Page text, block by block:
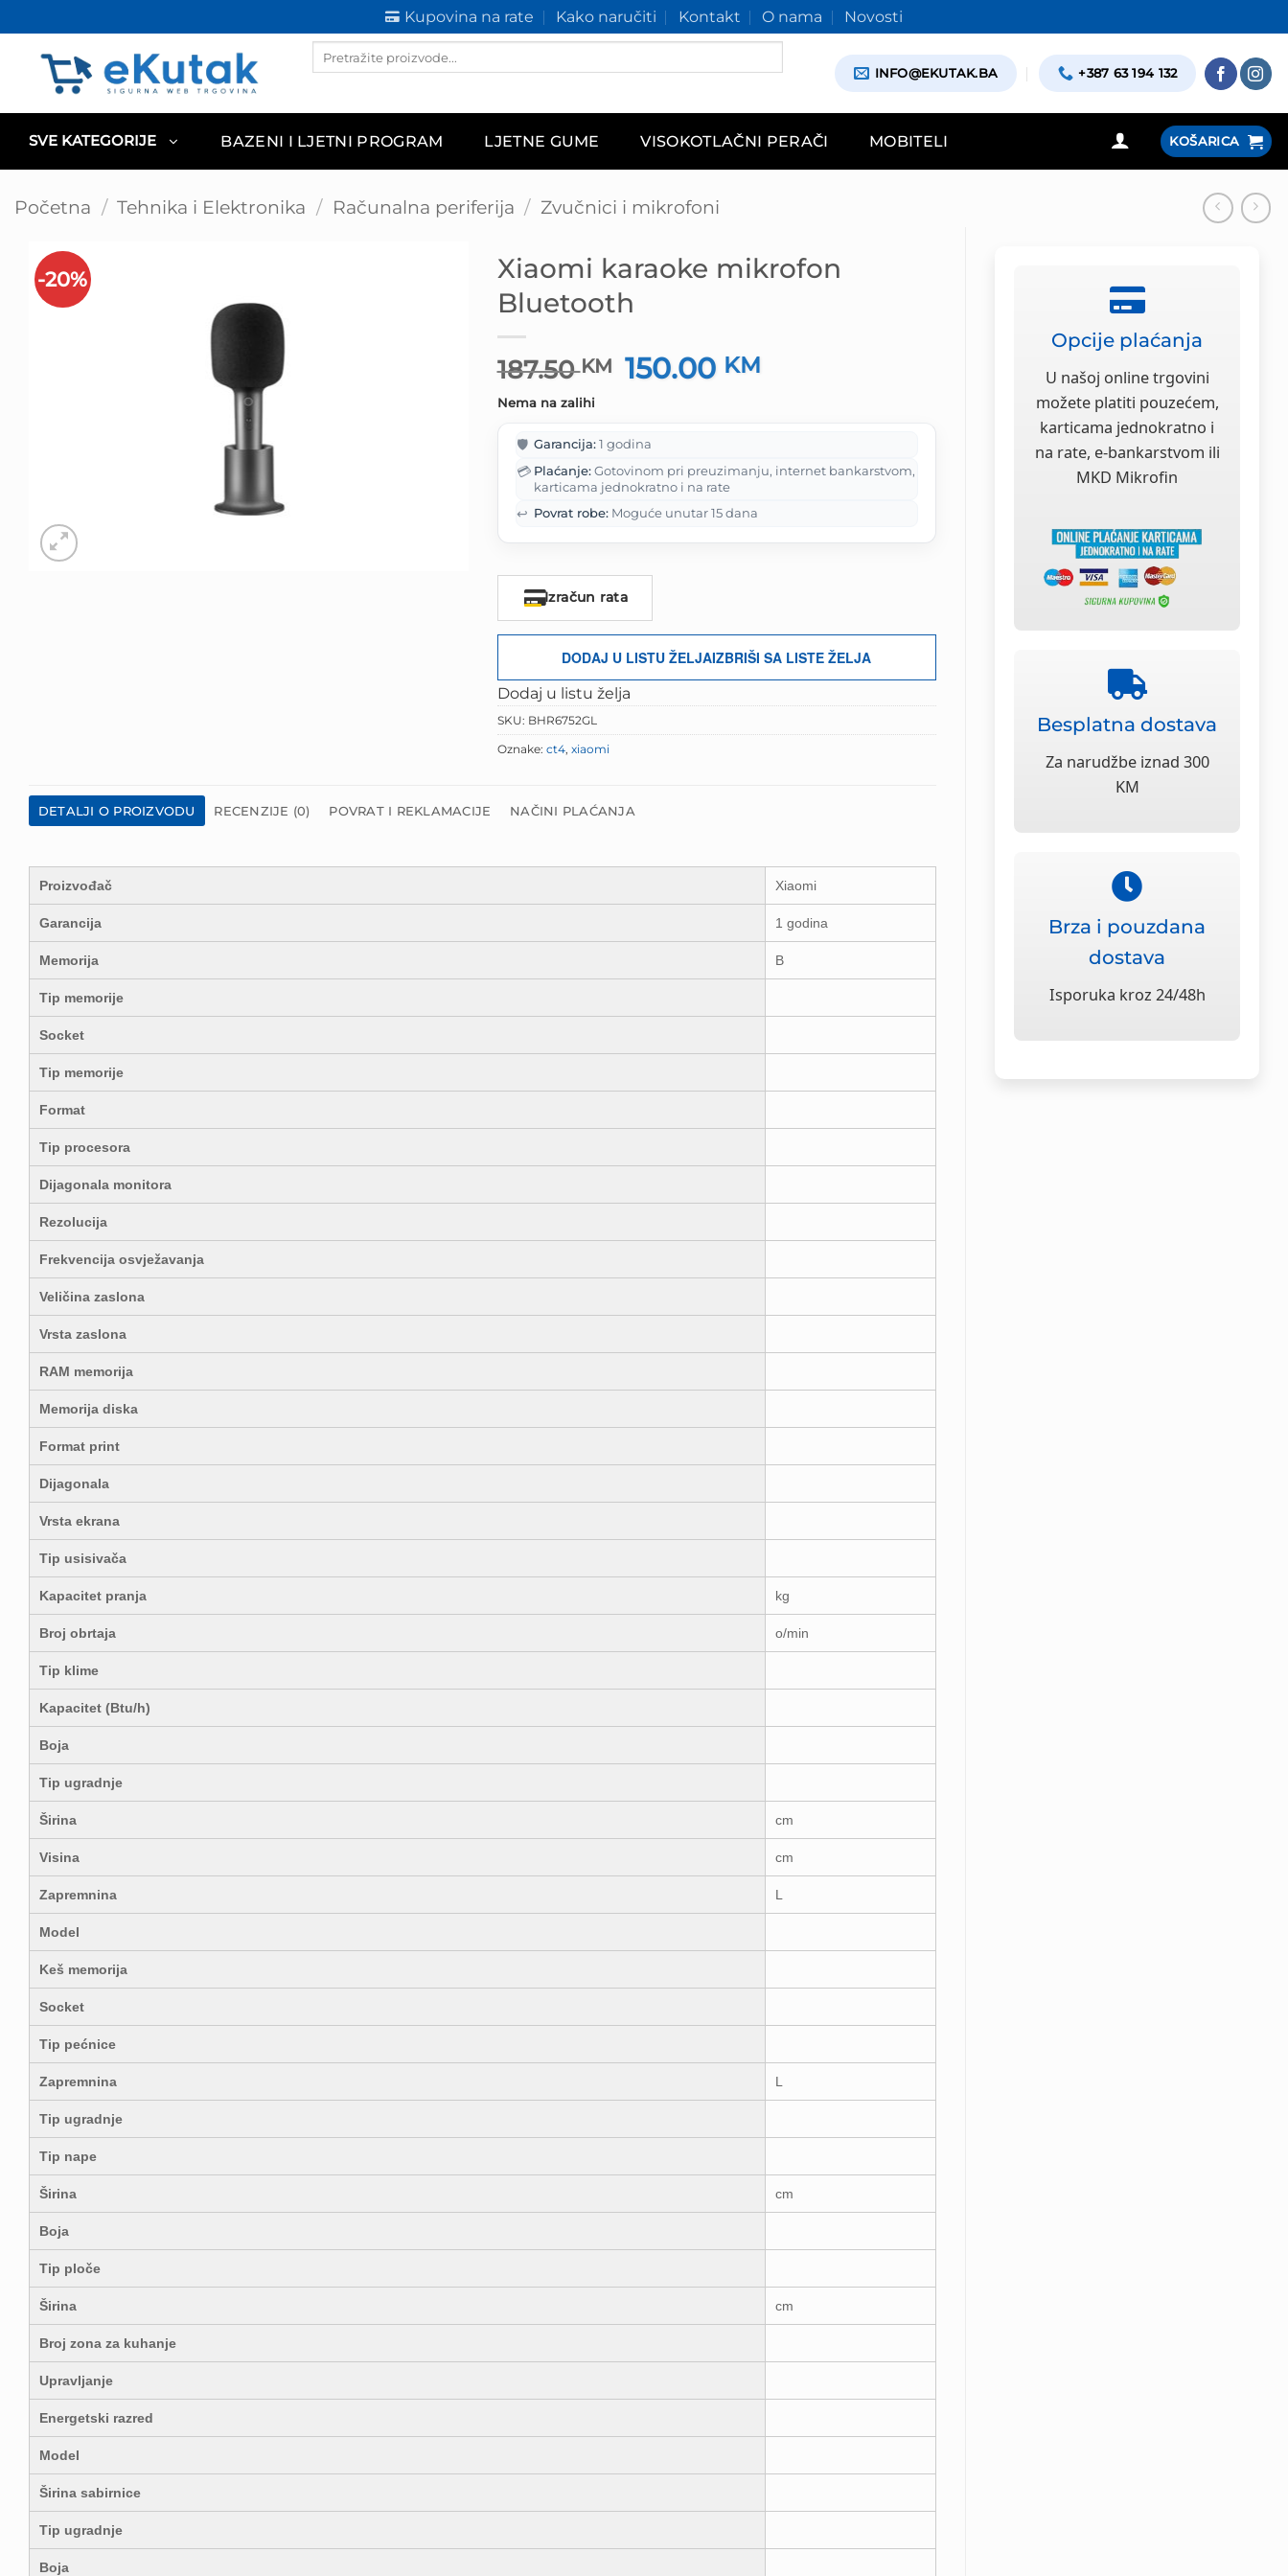
to
content
Kupovina na rate Kako naručiti Kontakt O nama Novosti
Products
INFO@EKUTAK.BA +387 63 194 132
SVE KATEGORIJE BAZENI I LJETNI PROGRAM LJETNE GUME VISOKOTLAČNI PERAČI MOBITELI KOŠARICA
Početna / Tehnika i Elektronika / Računalna periferija / Zvučnici i mikrofoni
Opcije plaćanja
U našoj online trgovini
možete platiti pouzećem,
karticama jednokratno i
na rate, e-bankarstvom ili
MKD Mikrofin
Besplatna dostava
Za narudžbe iznad 300
KM
Brza i pouzdana
dostava
Isporuka kroz 24/48h
-20%
Xiaomi karaoke mikrofon
Bluetooth
187.50KM Izvorna
cijena
je:
187.50 KM.
150.00 KM
Nema na zalihi
🛡️ Garancija:1 godina
💳 Plaćanje:Gotovinom pri preuzimanju, internet bankarstvom,
karticama jednokratno i na rate
↩️ Povrat robe:Moguće unutar 15 dana
Izračun rata
DODAJ U LISTU ŽELJAIZBRIŠI SA LISTE ŽELJA
Dodaj u listu želja
SKU: BHR6752GL
Oznake: ct4, xiaomi
DETALJI O PROIZVODU RECENZIJE (0) POVRAT I REKLAMACIJE NAČINI PLAĆANJA
Proizvođač Xiaomi
Garancija 1 godina
Memorija B
Tip memorije
Socket
Tip memorije
Format
Tip procesora
Dijagonala monitora
Rezolucija
Frekvencija osvježavanja
Veličina zaslona
Vrsta zaslona
RAM memorija
Memorija diska
Format print
Dijagonala
Vrsta ekrana
Tip usisivača
Kapacitet pranja kg
Broj obrtaja o/min
Tip klime
Kapacitet (Btu/h)
Boja
Tip ugradnje
Širina cm
Visina cm
Zapremnina L
Model
Keš memorija
Socket
Tip pećnice
Zapremnina L
Tip ugradnje
Tip nape
Širina cm
Boja
Tip ploče
Širina cm
Broj zona za kuhanje
Upravljanje
Energetski razred
Model
Širina sabirnice
Tip ugradnje
Boja